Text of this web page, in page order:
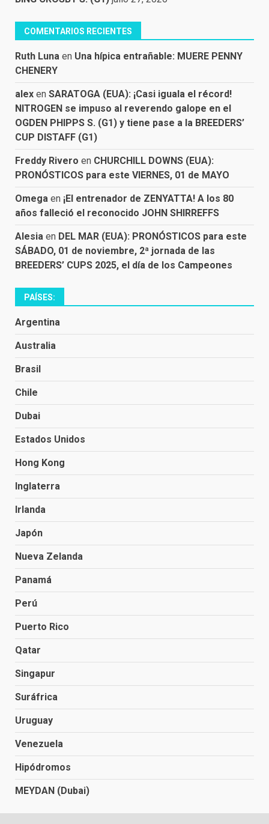
COMENTARIOS RECIENTES
Ruth Luna en Una hípica entrañable: MUERE PENNY
CHENERY
alex en SARATOGA (EUA): ¡Casi iguala el récord!
NITROGEN se impuso al reverendo galope en el
OGDEN PHIPPS S. (G1) y tiene pase a la BREEDERS’
CUP DISTAFF (G1)
Freddy Rivero en CHURCHILL DOWNS (EUA):
PRONÓSTICOS para este VIERNES, 01 de MAYO
Omega en ¡El entrenador de ZENYATTA! A los 80
años falleció el reconocido JOHN SHIRREFFS
Alesia en DEL MAR (EUA): PRONÓSTICOS para este
SÁBADO, 01 de noviembre, 2ª jornada de las
BREEDERS’ CUPS 2025, el día de los Campeones
PAÍSES:
Argentina
Australia
Brasil
Chile
Dubai
Estados Unidos
Hong Kong
Inglaterra
Irlanda
Japón
Nueva Zelanda
Panamá
Perú
Puerto Rico
Qatar
Singapur
Suráfrica
Uruguay
Venezuela
Hipódromos
MEYDAN (Dubai)